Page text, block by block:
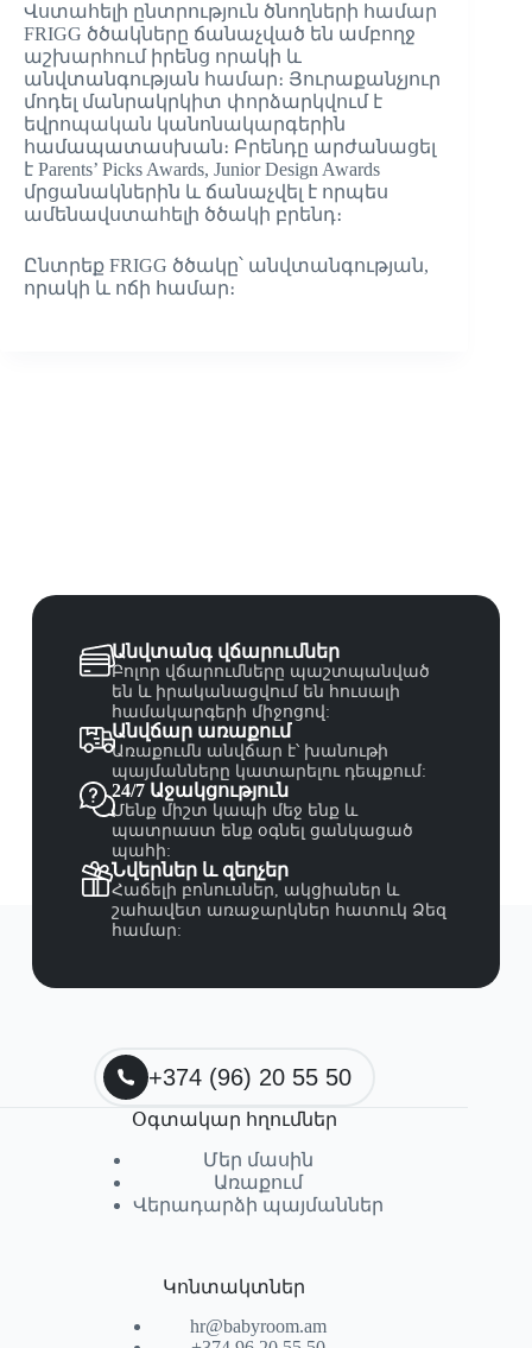
Վստահելի ընտրություն ծնողների համար
FRIGG ծծակները ճանաչված են ամբողջ
աշխարհում իրենց որակի և
անվտանգության համար։ Յուրաքանչյուր
մոդել մանրակրկիտ փորձարկվում է
եվրոպական կանոնակարգերին
համապատասխան։ Բրենդը արժանացել
է Parents’ Picks Awards, Junior Design Awards
մրցանակներին և ճանաչվել է որպես
ամենավստահելի ծծակի բրենդ։
Ընտրեք FRIGG ծծակը՝ անվտանգության,
որակի և ոճի համար։
Անվտանգ վճարումներ
Բոլոր վճարումները պաշտպանված
են և իրականացվում են հուսալի
համակարգերի միջոցով:
Անվճար առաքում
Առաքումն անվճար է՝ խանութի
պայմանները կատարելու դեպքում:
24/7 Աջակցություն
Մենք միշտ կապի մեջ ենք և
պատրաստ ենք օգնել ցանկացած
պահի:
Նվերներ և զեղչեր
Հաճելի բոնուսներ, ակցիաներ և
շահավետ առաջարկներ հատուկ Ձեզ
համար:
+374 (96) 20 55 50
Օգտակար հղումներ
Մեր մասին
Առաքում
Վերադարձի պայմաններ
Կոնտակտներ
hr@babyroom.am